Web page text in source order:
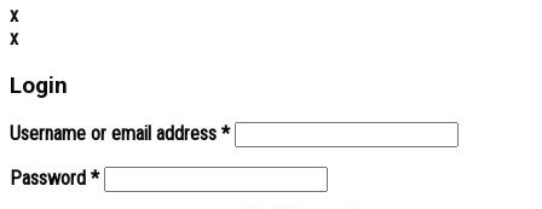
x
x
Login
Username or email address *
Password *